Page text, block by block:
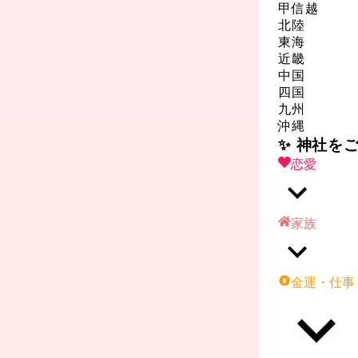
甲信越
北陸
東海
近畿
中国
四国
九州
沖縄
✨ 神社を
恋愛
家族
金運・仕事